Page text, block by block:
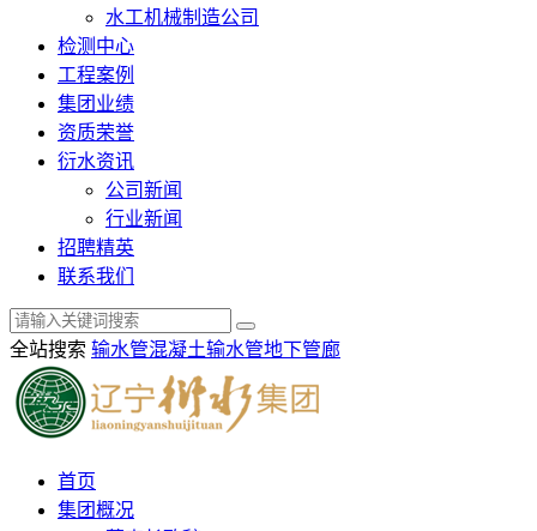
水工机械制造公司
检测中心
工程案例
集团业绩
资质荣誉
衍水资讯
公司新闻
行业新闻
招聘精英
联系我们
全站搜索 输水管混凝土输水管地下管廊
首页
集团概况